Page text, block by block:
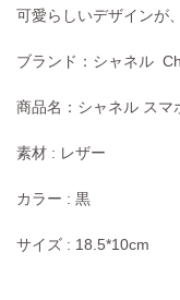
可愛らしいデザインが
ブランド： シャネル
商品名：シャネル スマ
素材 : レザー
カラー : 黒
サイズ : 18.5*10cm